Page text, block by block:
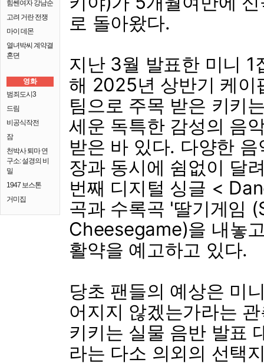
힘쎈여자 강남순
고려 거란 전쟁
마이 데몬
열녀박씨 계약결
혼뎐
영화
범죄도시3
드림
비공식작전
잠
천박사 퇴마 연
구소: 설경의 비
밀
1947 보스톤
거미집
로 돌아왔다.
지난 3월 발표한 미니
해 2025년 상반기 케이
팀으로 주목 받은 키키
세운 독특한 감성의 음
받은 바 있다. 다양한
장과 동시에 쉼없이 달
번째 디지털 싱글 <
곡과 수록곡 '딸기게임
Cheesegame)을 내놓
활약을 예고하고 있다.
당초 팬들의 예상은 미
어지지 않겠는가라는
키키는 실물 음반 발표
라는 다소 의외의 선택